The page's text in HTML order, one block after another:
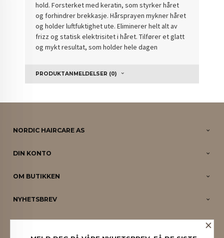
hold. Forsterket med keratin, som styrker håret
og forhindrer brekkasje. Hårsprayen mykner håret
og holder luftfuktighet ute. Eliminerer helt alt av
frizz og statisk elektrisitet i håret. Tilfører et glatt
og mykt resultat, som holder hele dagen
PRODUKTANMELDELSER (0)
NORDIC HAIRCARE AS
DIN KONTO
OM BUTIKKEN
NYHETSBREV
PARTNERE ×